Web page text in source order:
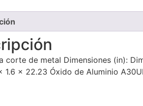
corte de metal Dimensiones (in):
1.6 x 22.23 Óxido de Aluminio